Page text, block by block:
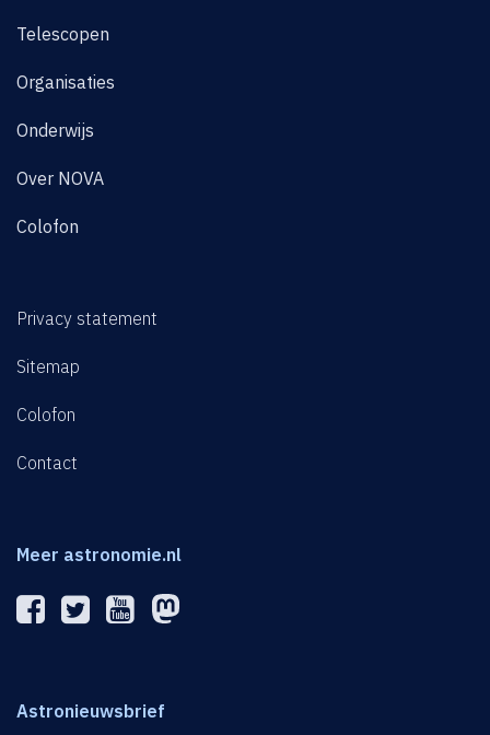
Telescopen
Organisaties
Onderwijs
Over NOVA
Colofon
Privacy statement
Sitemap
Colofon
Contact
Meer astronomie.nl
Astronieuwsbrief